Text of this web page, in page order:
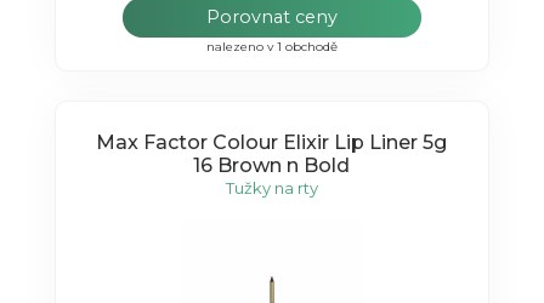
Porovnat ceny
nalezeno v 1 obchodě
Max Factor Colour Elixir Lip Liner 5g
16 Brown n Bold
Tužky na rty